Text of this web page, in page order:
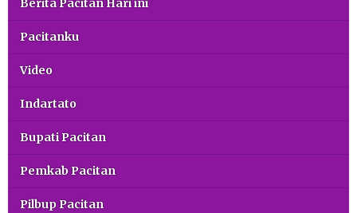
Berita Pacitan Hari ini
Pacitanku
Video
Indartato
Bupati Pacitan
Pemkab Pacitan
Pilbup Pacitan